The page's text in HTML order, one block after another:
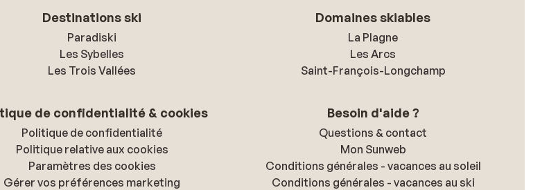
Destinations ski
Paradiski
Les Sybelles
Les Trois Vallées
Domaines skiables
La Plagne
Les Arcs
Saint-François-Longchamp
de confidentialité & cookies
Politique de confidentialité
Politique relative aux cookies
Paramètres des cookies
Gérer vos préférences marketing
Besoin d'aide ?
Questions & contact
Mon Sunweb
Conditions générales - vacances au soleil
Conditions générales - vacances au ski